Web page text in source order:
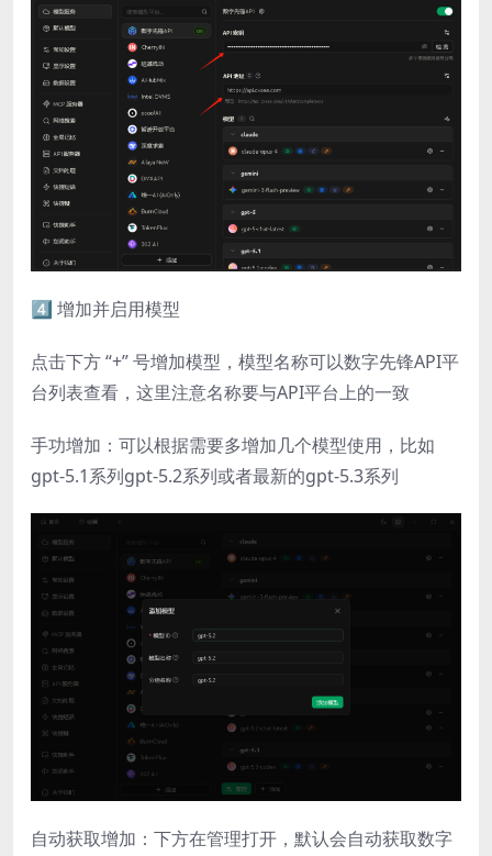
4️⃣ 增加并启用模型
点击下方 “+” 号增加模型，模型名称可以数字先锋API平
台列表查看，这里注意名称要与API平台上的一致
手功增加：可以根据需要多增加几个模型使用，比如
gpt-5.1系列gpt-5.2系列或者最新的gpt-5.3系列
自动获取增加：下方在管理打开，默认会自动获取数字